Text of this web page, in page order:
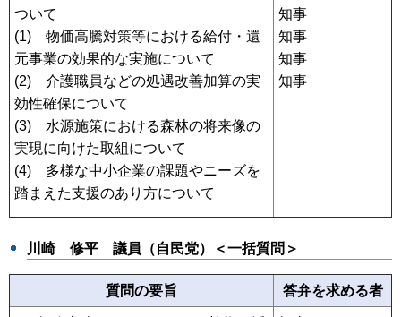
ついて
(1) 物価高騰対策等における給付・還
元事業の効果的な実施について
(2) 介護職員などの処遇改善加算の実
効性確保について
(3) 水源施策における森林の将来像の
実現に向けた取組について
(4) 多様な中小企業の課題やニーズを
踏まえた支援のあり方について
知事
知事
知事
知事
川崎 修平 議員（自民党）＜一括質問＞
質問の要旨 答弁を求める者